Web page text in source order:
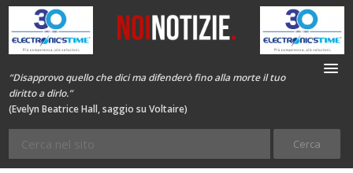
“Disapprovo quello che dici ma difenderò fino alla morte il tuo
diritto a dirlo.”
(Evelyn Beatrice Hall, saggio su Voltaire)